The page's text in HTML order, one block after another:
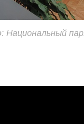
Национальный